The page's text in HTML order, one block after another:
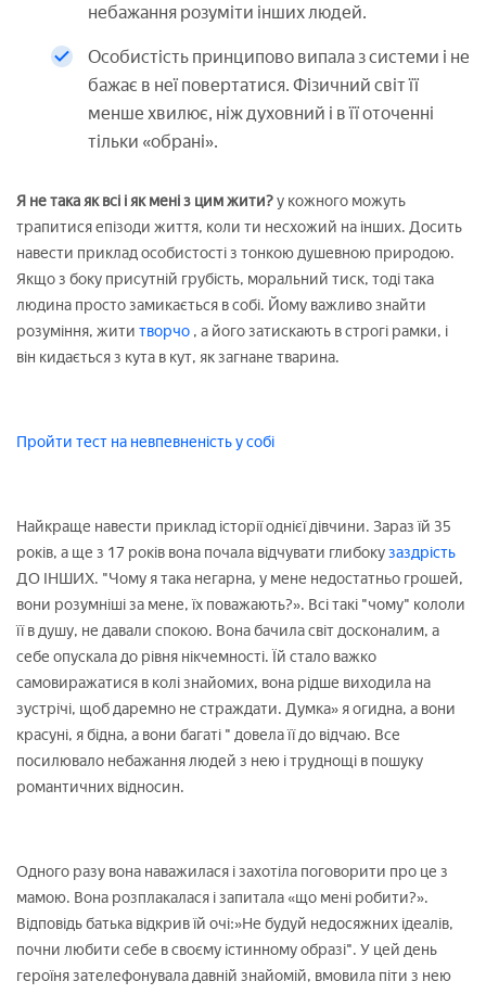
небажання розуміти інших людей.
Особистість принципово випала з системи і не
бажає в неї повертатися. Фізичний світ її
менше хвилює, ніж духовний і в її оточенні
тільки «обрані».
Я не така як всі і як мені з цим жити?у кожного можуть
трапитися епізоди життя, коли ти несхожий на інших. Досить
навести приклад особистості з тонкою душевною природою.
Якщо з боку присутній грубість, моральний тиск, тоді така
людина просто замикається в собі. Йому важливо знайти
розуміння, жити творчо , а його затискають в строгі рамки, і
він кидається з кута в кут, як загнане тварина.
Пройти тест на невпевненість у собі
Найкраще навести приклад історії однієї дівчини. Зараз їй 35
років, а ще з 17 років вона почала відчувати глибокузаздрість
ДО ІНШИХ. "Чому я така негарна, у мене недостатньо грошей,
вони розумніші за мене, їх поважають?». Всі такі "чому" кололи
її в душу, не давали спокою. Вона бачила світ досконалим, а
себе опускала до рівня нікчемності. Їй стало важко
самовиражатися в колі знайомих, вона рідше виходила на
зустрічі, щоб даремно не страждати. Думка» я огидна, а вони
красуні, я бідна, а вони багаті " довела її до відчаю. Все
посилювало небажання людей з нею і труднощі в пошуку
романтичних відносин.
Одного разу вона наважилася і захотіла поговорити про це з
мамою. Вона розплакалася і запитала «що мені робити?».
Відповідь батька відкрив їй очі:»Не будуй недосяжних ідеалів,
почни любити себе в своєму істинному образі". У цей день
героїня зателефонувала давній знайомій, вмовила піти з нею